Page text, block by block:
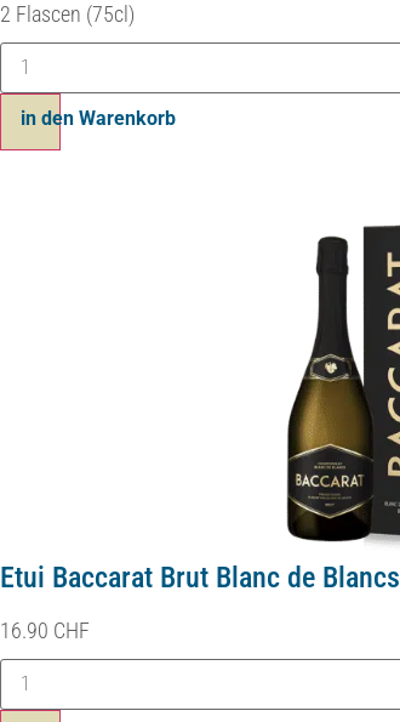
2 bouteilles 75cl
Ajouter au panier
Etui Baccarat Brut Blanc de Blancs
16.90 CHF